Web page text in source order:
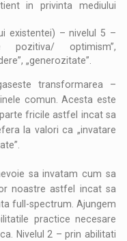
in privinta mediului
existentei) – nivelul 5 –
optimism”,
„generozitate”.
transformarea –
comun. Acesta este
fricile astfel incat sa
la valori ca „invatare
sa invatam cum sa
noastre astfel incat sa
full-spectrum. Ajungem
practice necesare
Nivelul 2 – prin abilitati